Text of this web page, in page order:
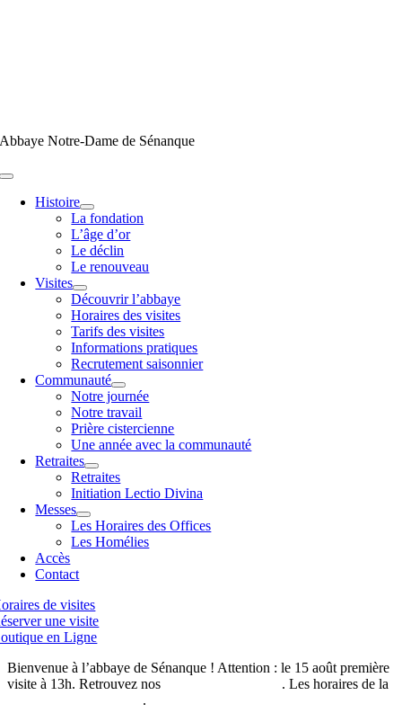
Abbaye Notre-Dame de Sénanque
Toggle
NavigationHistoire
La fondation
L’âge d’or
Le déclin
Le renouveau
Visites
Découvrir l’abbaye
Horaires des visites
Tarifs des visites
Informations pratiques
Recrutement saisonnier
Communauté
Notre journée
Notre travail
Prière cistercienne
Une année avec la communauté
Retraites
Retraites
Initiation Lectio Divina
Messes
Les Horaires des Offices
Les Homélies
Accès
Contact
de visites
une visite
en Ligne
Bienvenue à l’abbaye de Sénanque ! Attention : le 15 août première
visite à 13h. Retrouvez nos
. Les horaires de la
.